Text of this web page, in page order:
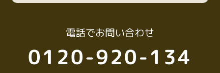
電話でお問い合わせ
0120-920-134